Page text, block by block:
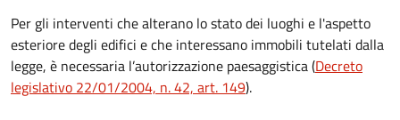
Per gli interventi che alterano lo stato dei luoghi e l'aspetto
esteriore degli edifici e che interessano immobili tutelati dalla
legge, è necessaria l’autorizzazione paesaggistica (Decreto
legislativo 22/01/2004, n. 42, art. 149).